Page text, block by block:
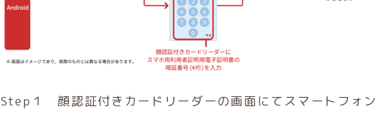
Step１ 顔認証付きカードリーダーの画面にてスマートフォ